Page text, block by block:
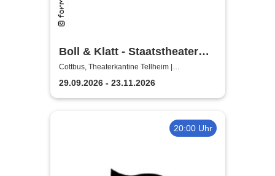
Boll & Klatt - Staatstheater
Cottbus
Cottbus, Theaterkantine Tellheim |
Staatstheater Cottbus
29.09.2026 - 23.11.2026
20:00 Uhr